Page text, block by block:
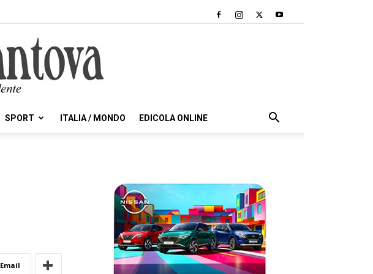
SPORT ITALIA / MONDO EDICOLA ONLINE
Email